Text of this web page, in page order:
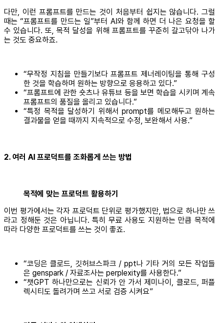
다만, 이런 프롬프트를 만드는 것이 처음부터 쉽지는 않습니다. 그럴
때는 “프롬프트를 만드는 일”부터 AI와 함께 하면 더 나은 요청을 할
수 있습니다. 또, 목적 달성을 위해 프롬프트를 꾸준히 갈고닦아 나가
는 것도 중요하죠.
“무작정 지침을 만들기보다 프롬프트 제너레이팅을 통해 구성
한 것을 학습하며 원하는 방향으로 응용하고 있다.”
“프롬프트에 관한 숏츠나 유튜브 등을 보면 학습을 시키며 계속
프롬프트의 품질을 올리고 있습니다.”
“특정 목적을 달성하기 위해서 prompt를 메모해두고 원하는
결과물을 얻을 때까지 지속적으로 수정, 보완해서 사용.”
2. 여러 AI 프로덕트를 조화롭게 쓰는 방법
목적에 맞는 프로덕트 활용하기
이번 평가에서는 각자 프로덕트 단위로 평가했지만, 법으로 하나만 쓰
라고 정해둔 것은 아닙니다. 특히 무료 사용도 지원하는 만큼 목적에
따라 다양한 프로덕트를 쓰는 것이 좋죠.
“코딩은 클로드, 깃허브스파크 / ppt나 기타 거의 모든 작업들
은 genspark / 자료조사는 perplexity를 사용한다.”
“챗GPT 하나만으로는 신뢰가 안 가서 제미나이, 클로드, 퍼플
렉시티도 돌려가며 쓰고 서로 검증 시켜요”